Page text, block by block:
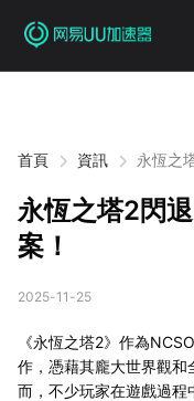
首頁 資訊 永恆之
永恆之塔2閃
案！
2025-11-25
《永恆之塔2》作為
作，憑藉其龐大世界觀和
而，不少玩家在遊戲過程